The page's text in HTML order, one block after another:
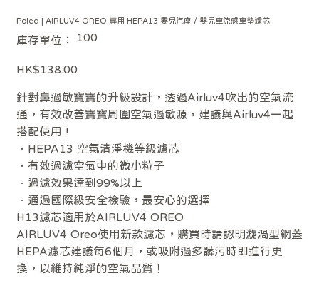
Poled | AIRLUV4 OREO 專用 HEPA13 嬰兒汽座 / 嬰兒車涼感車墊濾芯
庫存單位：
SKU
100
100
價
格
HK$138.00
針對鼻過敏寶寶的升級設計，透過Airluv4吹出的空氣流
通，有效改善寶寶周圍空氣過敏源，建議與Airluv4一起
搭配使用 !
．HEPA13 空氣清淨機等級濾芯
．有效過濾空氣中的微小粒子
．過濾效果達到99%以上
．通過國際級安全檢驗，最安心的選擇
H13濾芯適用於AIRLUV4 OREO
AIRLUV4 Oreo使用新款濾芯，購買時請認明漩渦型網蓋
HEPA濾芯建議每6個月，或吸附過多髒污時即進行更
換，以維持純淨的空氣品質！